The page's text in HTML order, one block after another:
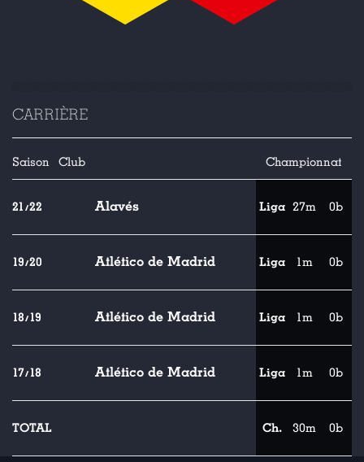
CARRIÈRE
Saison Club Championnat
21/22 Alavés Liga 27m 0b
19/20 Atlético de Madrid Liga 1m 0b
18/19 Atlético de Madrid Liga 1m 0b
17/18 Atlético de Madrid Liga 1m 0b
TOTAL Ch. 30m 0b